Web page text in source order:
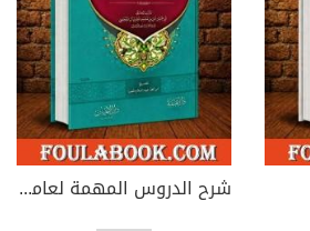
شرح الدروس المهمة لعامة الأمة